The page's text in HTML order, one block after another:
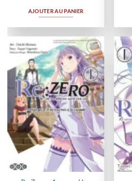
AJOUTER AU PANIER
Ajouter
à la
wishlist